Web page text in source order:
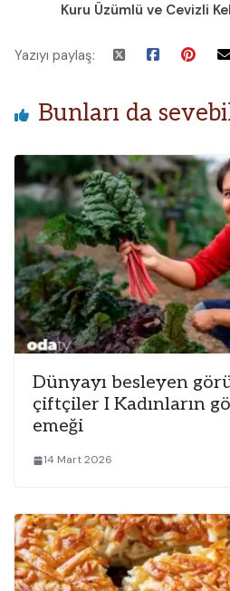
Kuru Üzümlü ve Cevizli
Yazıyı paylaş:
Bunları da
Dünyayı besleyen
çiftçiler I Kadınların
emeği
14 Mart 2026